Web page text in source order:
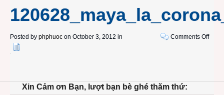
Posted by phphuoc on October 3, 2012 in Comments Offon
Xin Cảm ơn Bạn, lượt bạn bè ghé thăm thứ: